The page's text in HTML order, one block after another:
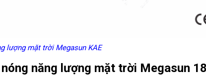
lượng mặt trời Megasun KAE
năng lượng mặt trời Megasun